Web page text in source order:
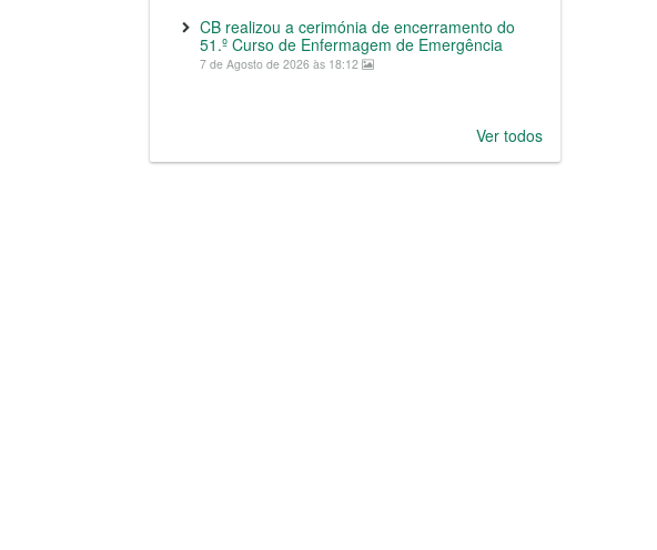
CB realizou a cerimónia de encerramento do
51.º Curso de Enfermagem de Emergência
7 de Agosto de 2026 às 18:12
Ver todos